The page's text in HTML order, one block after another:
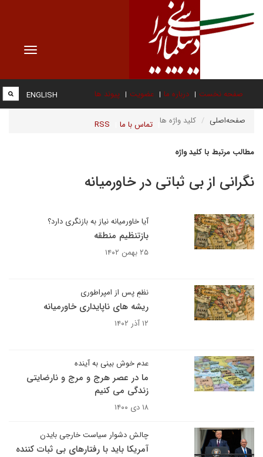
Toggle
صفحه نخست درباره ما عضویت پیوند ها
تماس با ما RSS
ENGLISH
صفحه‌اصلی کلید واژه ها
مطالب مرتبط با کلید واژه
نگرانی از بی ثباتی در خاورمیانه
آیا خاورمیانه نیاز به بازنگری دارد؟
بازتنظیم منطقه
۲۵ بهمن ۱۴۰۲
نظمِ پس از امپراطوری
ریشه های ناپایداری خاورمیانه
۱۲ آذر ۱۴۰۲
عدم خوش بینی به آینده
ما در عصر هرج و مرج و نارضایتی
زندگی می کنیم
۱۸ دی ۱۴۰۰
چالش دشوار سیاست خارجی بایدن
آمریکا باید با رفتارهای بی ثبات کننده